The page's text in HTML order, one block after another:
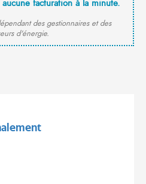
facturation à la minute.
des gestionnaires et des
d'énergie.